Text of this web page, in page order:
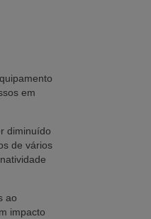
em
diminuído
de vários
ao
impacto